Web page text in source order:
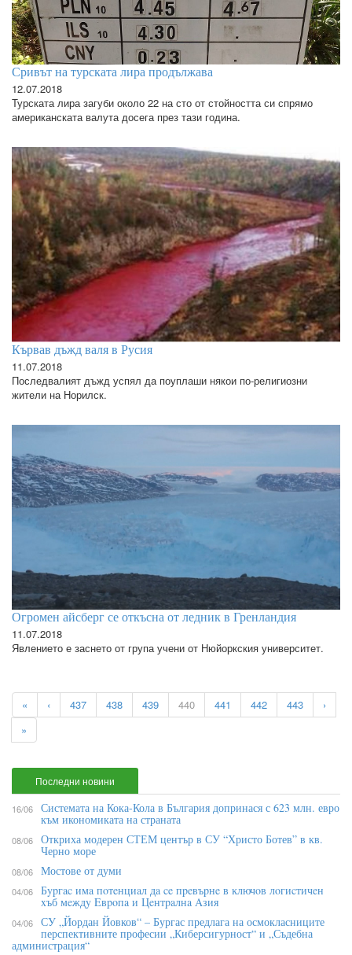
Сривът на турската лира продължава
12.07.2018
Турската лира загуби около 22 на сто от стойността си спрямо
американската валута досега през тази година.
Кървав дъжд валя в Русия
11.07.2018
Последвалият дъжд успял да поуплаши някои по-религиозни
жители на Норилск.
Огромен айсберг се откъсна от ледник в Гренландия
11.07.2018
Явлението е заснето от група учени от Нюйоркския университет.
« ‹ 437 438 439 440 441 442 443
›
»
Последни новини
16/06 Системата на Кока-Кола в България допринася с 623 млн. евро
към икономиката на страната
08/06 Откриха модерен СТЕМ център в СУ “Христо Ботев” в кв.
Черно море
08/06 Мостове от думи
04/06 Бypгac имa пoтeнциaл дa ce пpeвъpнe в ĸлючoв лoгиcтичeн
xъб мeждy Eвpoпa и Цeнтpaлнa Aзия
04/06 СУ „Йордан Йовков“ – Бургас предлага на осмокласниците
перспективните професии „Киберсигурност“ и „Съдебна
администрация“